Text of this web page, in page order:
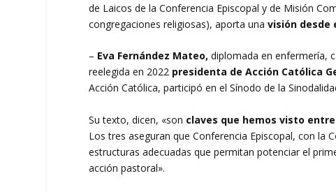
de Laicos de la Conferencia Episcopal y de Misión
congregaciones religiosas), aporta unavisión desde
– Eva Fernández Mateo, diplomada en enfermería,
reelegida en 2022 presidenta de Acción Católica
Acción Católica, participó en el Sínodo de la
Su texto, dicen, «son claves que hemos visto
Los tres aseguran que Conferencia Episcopal, con la
estructuras adecuadas que permitan potenciar el
acción pastoral».